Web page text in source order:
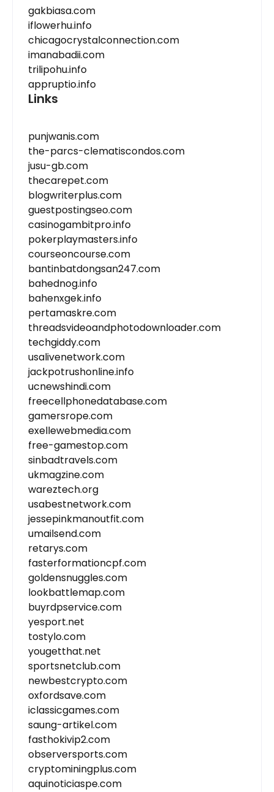
gakbiasa.com
iflowerhu.info
chicagocrystalconnection.com
imanabadii.com
trilipohu.info
appruptio.info
Links
punjwanis.com
the-parcs-clematiscondos.com
jusu-gb.com
thecarepet.com
blogwriterplus.com
guestpostingseo.com
casinogambitpro.info
pokerplaymasters.info
courseoncourse.com
bantinbatdongsan247.com
bahednog.info
bahenxgek.info
pertamaskre.com
threadsvideoandphotodownloader.com
techgiddy.com
usalivenetwork.com
jackpotrushonline.info
ucnewshindi.com
freecellphonedatabase.com
gamersrope.com
exellewebmedia.com
free-gamestop.com
sinbadtravels.com
ukmagzine.com
wareztech.org
usabestnetwork.com
jessepinkmanoutfit.com
umailsend.com
retarys.com
fasterformationcpf.com
goldensnuggles.com
lookbattlemap.com
buyrdpservice.com
yesport.net
tostylo.com
yougetthat.net
sportsnetclub.com
newbestcrypto.com
oxfordsave.com
iclassicgames.com
saung-artikel.com
fasthokivip2.com
observersports.com
cryptominingplus.com
aquinoticiaspe.com